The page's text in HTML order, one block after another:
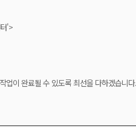
'>
업이 완료될 수 있도록 최선을 다하겠습니다.